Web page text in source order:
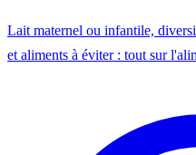
Lait maternel ou infantile,
et aliments à éviter : tout sur